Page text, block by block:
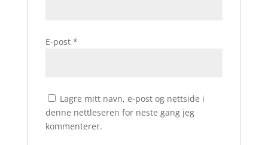
E-post *
Lagre mitt navn, e-post og nettside i
denne nettleseren for neste gang jeg
kommenterer.